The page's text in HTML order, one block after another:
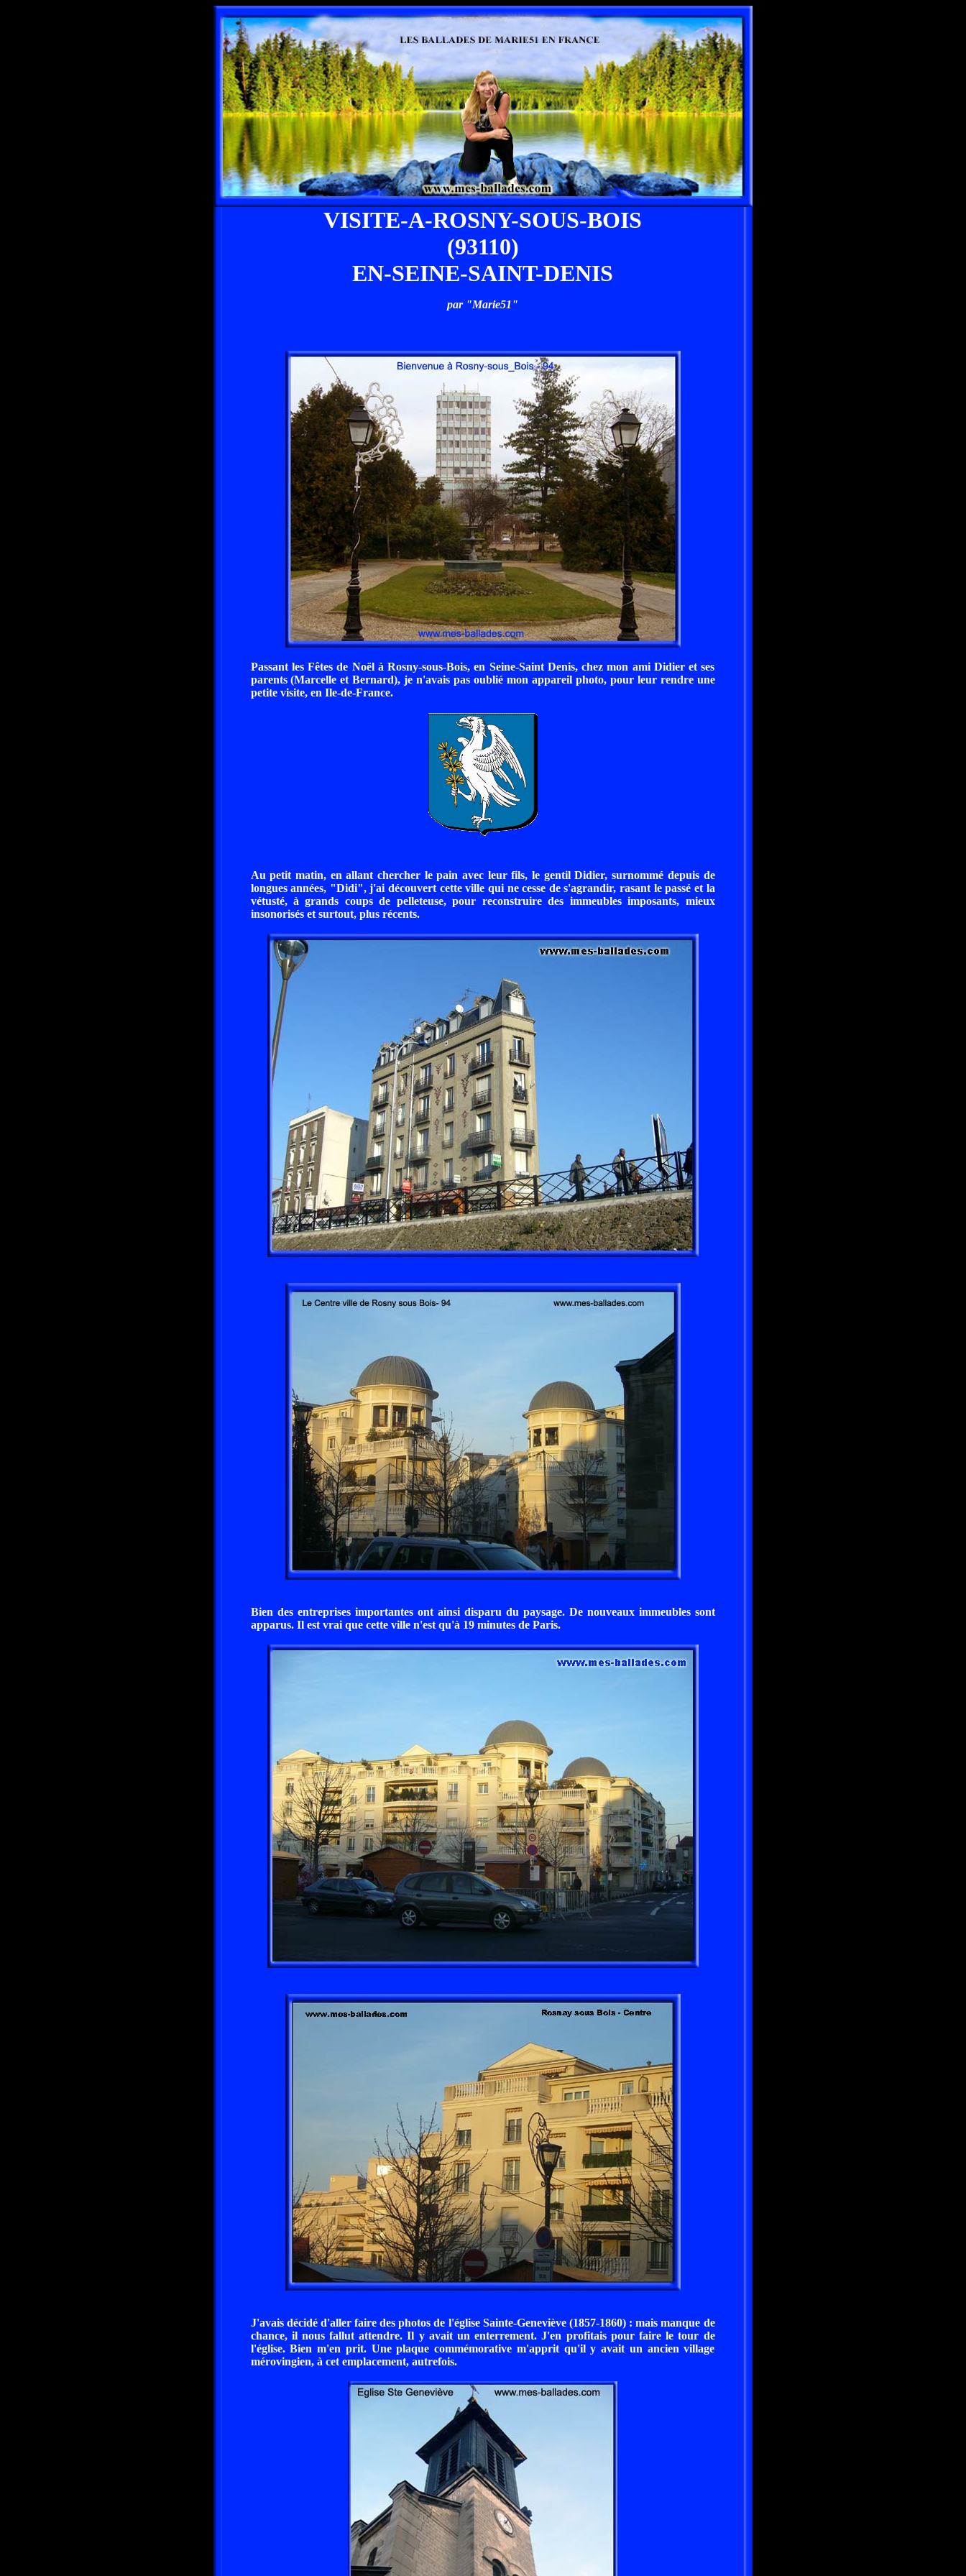
VISITE-A-ROSNY-SOUS-BOIS
(93110)
EN-SEINE-SAINT-DENIS
par "Marie51"
Passant les Fêtes de Noël à Rosny-sous-Bois, en Seine-Saint Denis, chez mon ami Didier et ses
parents (Marcelle et Bernard), je n'avais pas oublié mon appareil photo, pour leur rendre une
petite visite, en Ile-de-France.
Au petit matin, en allant chercher le pain avec leur fils, le gentil Didier, surnommé depuis de
longues années, "Didi", j'ai découvert cette ville qui ne cesse de s'agrandir, rasant le passé et la
vétusté, à grands coups de pelleteuse, pour reconstruire des immeubles imposants, mieux
insonorisés et surtout, plus récents.
Bien des entreprises importantes ont ainsi disparu du paysage. De nouveaux immeubles sont
apparus. Il est vrai que cette ville n'est qu'à 19 minutes de Paris.
J'avais décidé d'aller faire des photos de l'église Sainte-Geneviève (1857-1860) : mais manque de
chance, il nous fallut attendre. Il y avait un enterrement. J'en profitais pour faire le tour de
l'église. Bien m'en prit. Une plaque commémorative m'apprit qu'il y avait un ancien village
mérovingien, à cet emplacement, autrefois.